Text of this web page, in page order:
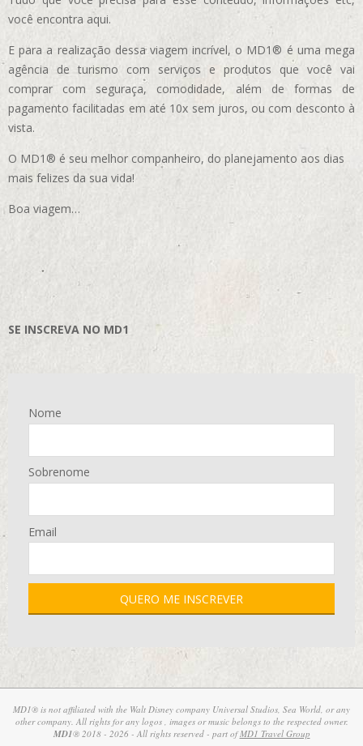
você encontra aqui.
E para a realização dessa viagem incrível, o MD1® é uma mega
agência de turismo com serviços e produtos que você vai
comprar com seguraça, comodidade, além de formas de
pagamento facilitadas em até 10x sem juros, ou com desconto à
vista.
O MD1® é seu melhor companheiro, do planejamento aos dias
mais felizes da sua vida!
Boa viagem…
SE INSCREVA NO MD1
Nome
Sobrenome
Email
MD1® is not affiliated with the Walt Disney company Universal Studios, Sea World, or any
other company. All rights for any logos , images or music belongs to the respected owner.
MD1® 2018 - 2026 - All rights reserved - part ofMD1 Travel Group